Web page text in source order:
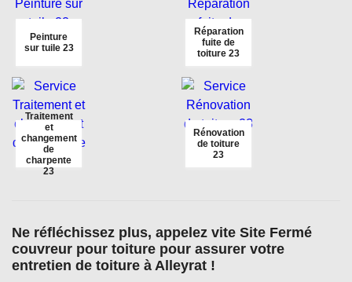
Peinture
sur tuile 23
Réparation
fuite de
toiture 23
Traitement
et
changement
de
charpente
23
Rénovation
de toiture
23
Ne réfléchissez plus, appelez vite Site Fermé
couvreur pour toiture pour assurer votre
entretien de toiture à Alleyrat !